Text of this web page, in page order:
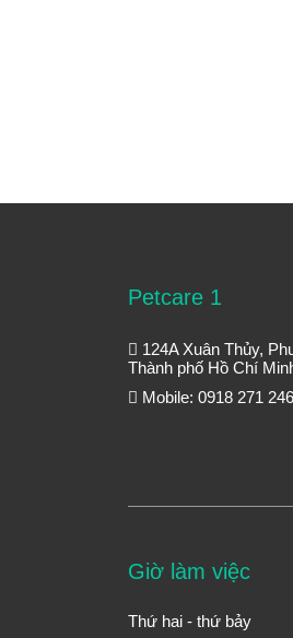
Petcare 1
124A Xuân Thủy,
Thành phố Hồ Chí
Mobile: 0918 271 246
Giờ làm việc
Thứ hai - thứ bảy